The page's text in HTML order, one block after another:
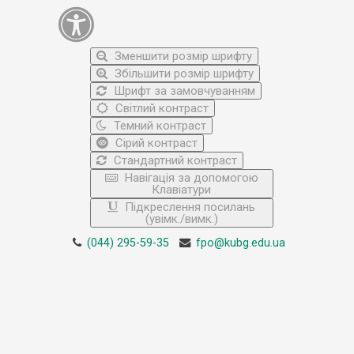
Зменшити розмір шрифту
Збільшити розмір шрифту
Шрифт за замовчуванням
Світлий контраст
Темний контраст
Сірий контраст
Стандартний контраст
Навігація за допомогою
Клавіатури
Підкреслення посилань
(увімк./вимк.)
(044) 295-59-35 fpo@kubg.edu.ua